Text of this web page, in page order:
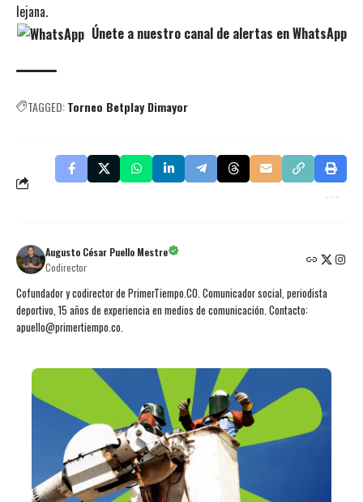
lejana.
Únete a nuestro canal de alertas en WhatsApp
TAGGED:Torneo Betplay Dimayor
Augusto César Puello Mestre
Codirector
Cofundador y codirector de PrimerTiempo.CO. Comunicador social, periodista
deportivo, 15 años de experiencia en medios de comunicación. Contacto:
apuello@primertiempo.co.